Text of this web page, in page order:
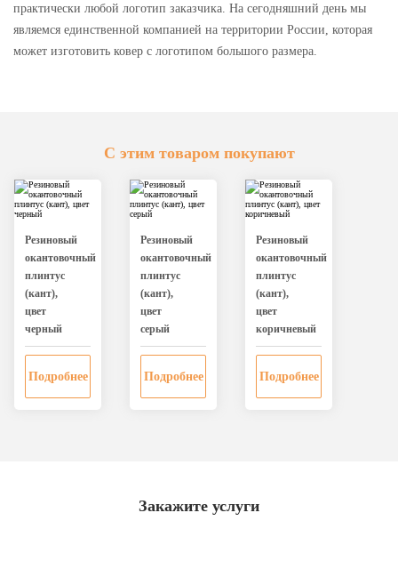
практически любой логотип заказчика. На сегодняшний день мы
являемся единственной компанией на территории России, которая
может изготовить ковер с логотипом большого размера.
С этим товаром покупают
Резиновый
окантовочный
плинтус
(кант),
цвет
черный
Подробнее
Резиновый
окантовочный
плинтус
(кант),
цвет
серый
Подробнее
Резиновый
окантовочный
плинтус
(кант),
цвет
коричневый
Подробнее
Закажите услуги